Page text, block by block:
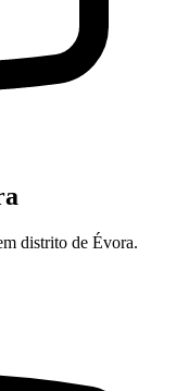
distrito de Évora.